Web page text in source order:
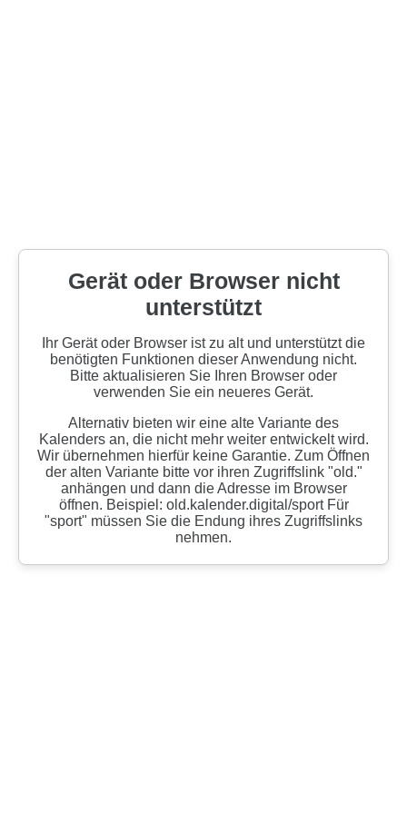
Gerät oder Browser nicht
unterstützt
Ihr Gerät oder Browser ist zu alt und unterstützt die
benötigten Funktionen dieser Anwendung nicht.
Bitte aktualisieren Sie Ihren Browser oder
verwenden Sie ein neueres Gerät.
Alternativ bieten wir eine alte Variante des
Kalenders an, die nicht mehr weiter entwickelt wird.
Wir übernehmen hierfür keine Garantie. Zum Öffnen
der alten Variante bitte vor ihren Zugriffslink "old."
anhängen und dann die Adresse im Browser
öffnen. Beispiel: old.kalender.digital/sport Für
"sport" müssen Sie die Endung ihres Zugriffslinks
nehmen.